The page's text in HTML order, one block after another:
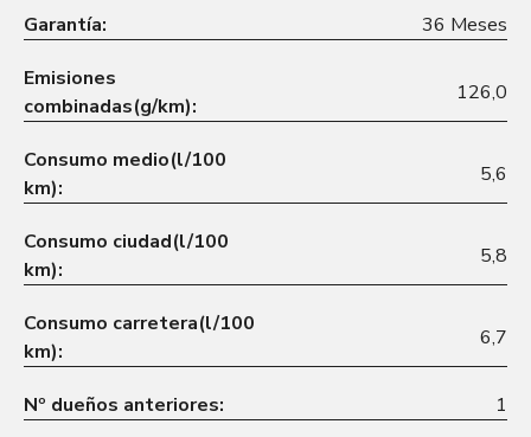
Garantía: 36 Meses
Emisiones
combinadas(g/km):
126,0
Consumo medio(l/100
km):
5,6
Consumo ciudad(l/100
km):
5,8
Consumo carretera(l/100
km):
6,7
Nº dueños anteriores: 1